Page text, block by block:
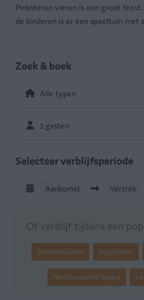
Pinksteren vieren is een groot
de kinderen is er een speeltuin met
Zoek & boek
2 gasten
Selecteer verblijfsperiode
Aankomst Vertrek
Of verblijf tijdens een
Zomervakantie September
Herfstvakantie België